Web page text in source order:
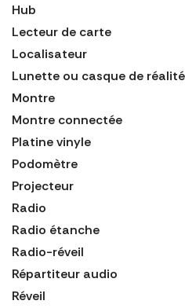
Hub
Lecteur de carte
Localisateur
Lunette ou casque de
Montre
Montre connectée
Platine vinyle
Podomètre
Projecteur
Radio
Radio étanche
Radio-réveil
Répartiteur audio
Réveil